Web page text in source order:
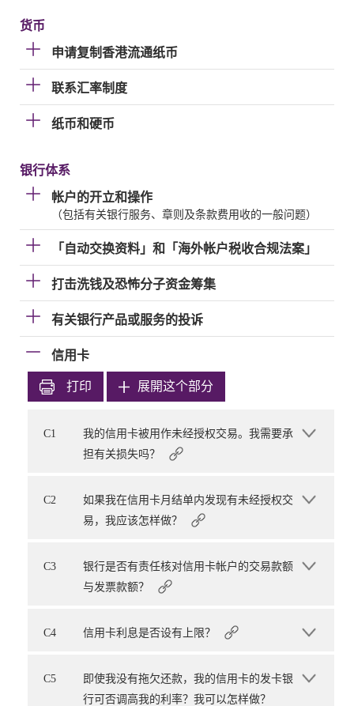
货币
申请复制香港流通纸币
联系汇率制度
纸币和硬币
银行体系
帐户的开立和操作
（包括有关银行服务、章则及条款费用收的一般问题）
「自动交换资料」和「海外帐户税收合规法案」
打击洗钱及恐怖分子资金筹集
有关银行产品或服务的投诉
信用卡
打印 展開这个部分
C1
我的信用卡被用作未经授权交易。我需要承
担有关损失吗？
C2
如果我在信用卡月结单内发现有未经授权交
易，我应该怎样做？
C3
银行是否有责任核对信用卡帐户的交易款额
与发票款额？
C4 信用卡利息是否设有上限？
C5
即使我没有拖欠还款，我的信用卡的发卡银
行可否调高我的利率？我可以怎样做？